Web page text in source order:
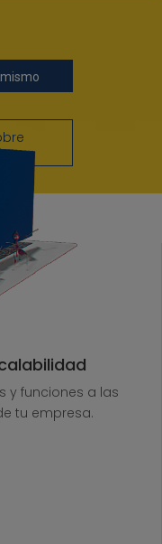
y funciones a las
tu empresa.